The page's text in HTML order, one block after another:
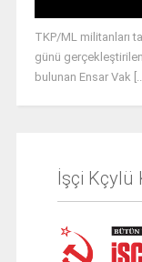
TKP/ML militanları
günü
bulunan Ensar Vak [...]
İşçi Kçylü